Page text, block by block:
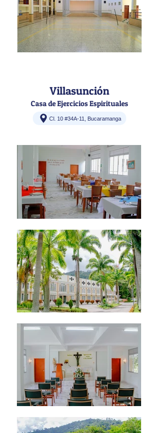
Villasunción
Casa de Ejercicios Espirituales
Cl. 10 #34A-11, Bucaramanga